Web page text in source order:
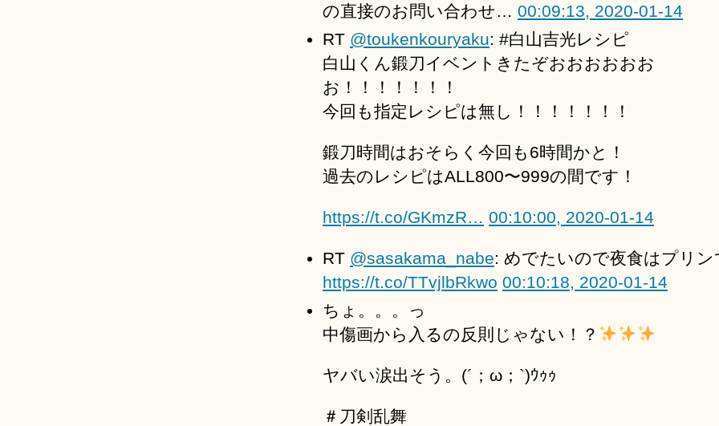
の直接のお問い合わせ… 00:09:13, 2020-01-14
RT @toukenkouryaku: #白山吉光レシピ
白山くん鍛刀イベントきたぞおおおおおお
お！！！！！！！
今回も指定レシピは無し！！！！！！！
鍛刀時間はおそらく今回も6時間かと！
過去のレシピはALL800〜999の間です！
https://t.co/GKmzR… 00:10:00, 2020-01-14
RT @sasakama_nabe: めでたいので夜食はプリン
https://t.co/TTvjlbRkwo 00:10:18, 2020-01-14
ちょ。。。っ
中傷画から入るの反則じゃない！？
ヤバい涙出そう。(´；ω；`)ｳｩｩ
＃刀剣乱舞